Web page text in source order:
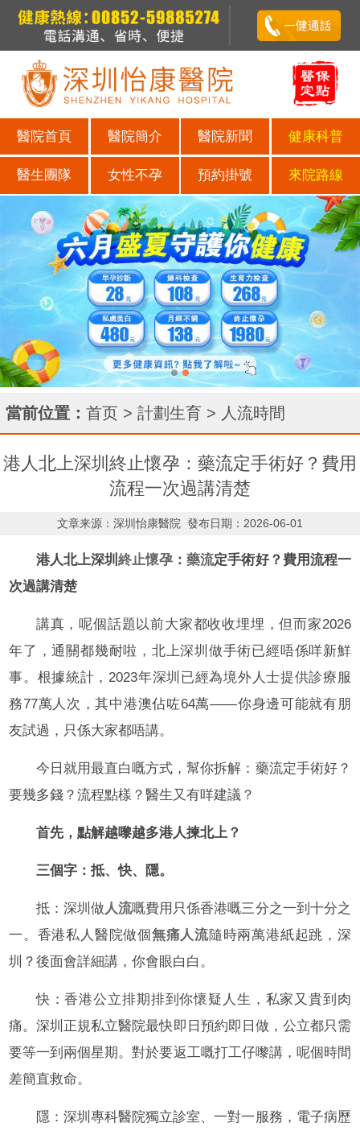
醫院首頁 醫院簡介 醫院新聞 健康科普
醫生團隊 女性不孕 預約掛號 來院路線
當前位置： 首页 > 計劃生育 > 人流時間
港人北上深圳終止懷孕：藥流定手術好？費用
流程一次過講清楚
文章来源：深圳怡康醫院 發布日期：2026-06-01
港人北上深圳終止懷孕 ：藥流定手術好？費用流程一
次過講清楚
講真，呢個話題以前大家都收收埋埋，但而家2026
年了，通關都幾耐啦，北上深圳做手術已經唔係咩新鮮
事。根據統計，2023年深圳已經為境外人士提供診療服
務77萬人次，其中港澳佔咗64萬——你身邊可能就有朋
友試過，只係大家都唔講。
今日就用最直白嘅方式，幫你拆解：藥流定手術好？
要幾多錢？流程點樣？醫生又有咩建議？
首先，點解越嚟越多港人揀北上？
三個字：抵、快、隱。
抵：深圳做人流嘅費用只係香港嘅三分之一到十分之
一。香港私人醫院做個無痛人流隨時兩萬港紙起跳，深
圳？後面會詳細講，你會眼白白。
快：香港公立排期排到你懷疑人生，私家又貴到肉
痛。深圳正規私立醫院最快即日預約即日做，公立都只需
要等一到兩個星期。對於要返工嘅打工仔嚟講，呢個時間
差簡直救命。
隱：深圳專科醫院獨立診室、一對一服務，電子病歷